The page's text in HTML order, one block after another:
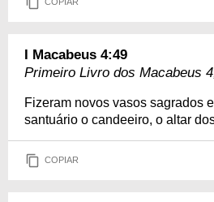
I Macabeus 4:49
Primeiro Livro dos Macabeus
Fizeram novos vasos sagrados
santuário o candeeiro, o altar
COPIAR